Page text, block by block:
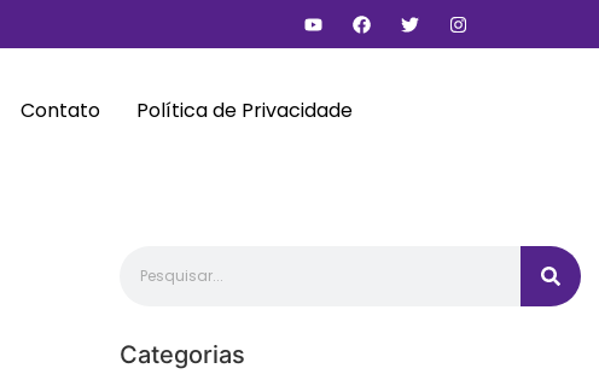
Contato Política de Privacidade
Categorias